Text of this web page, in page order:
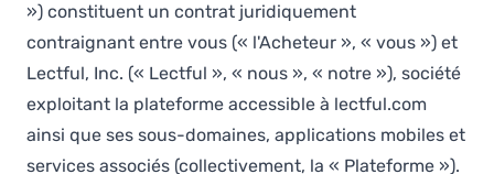
») constituent un contrat juridiquement
contraignant entre vous (« l'Acheteur », « vous ») et
Lectful, Inc. (« Lectful », « nous », « notre »), société
exploitant la plateforme accessible à lectful.com
ainsi que ses sous-domaines, applications mobiles et
services associés (collectivement, la « Plateforme »).